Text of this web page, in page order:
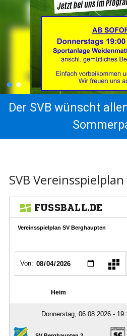
Der SVB wünscht
SVB Vereinsspielplan